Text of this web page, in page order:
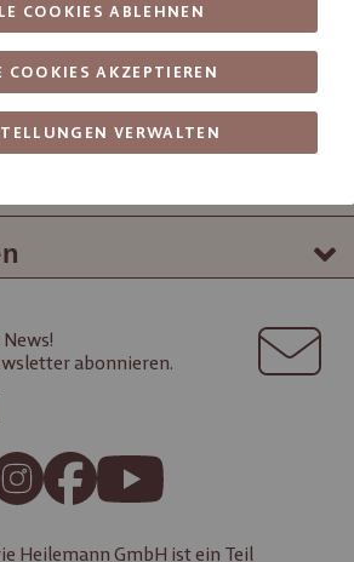
abonnieren.
Heilemann GmbH ist ein Teil
VERWALTEN
COOKIES AKZEPTIEREN
COOKIES ABLEHNEN